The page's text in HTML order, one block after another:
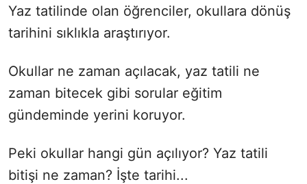
Yaz tatilinde olan öğrenciler, okullara dönüş
tarihini sıklıkla araştırıyor.
Okullar ne zaman açılacak, yaz tatili ne
zaman bitecek gibi sorular eğitim
gündeminde yerini koruyor.
Peki okullar hangi gün açılıyor? Yaz tatili
bitişi ne zaman? İşte tarihi...